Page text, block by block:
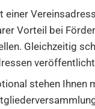
einer
Vorteil bei
Gleichzeitig
stehen Ihnen